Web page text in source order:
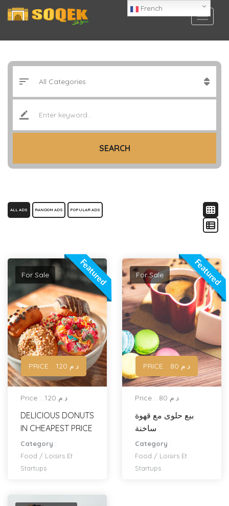
SEARCH
ALL ADS RANDOM ADS POPULAR ADS
Featured
PRICE : .د.م 120
For Sale
Price : .د.م 120
DELICIOUS DONUTS
IN CHEAPEST PRICE
Category :
Food / Loisirs Et
Startups
Featured
PRICE : .د.م 80
For Sale
Price : .د.م 80
بيع حلوى مع قهوة
ساخنة
Category :
Food / Loisirs Et
Startups
French